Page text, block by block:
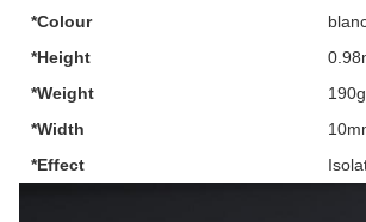
*Colour
*Height
*Weight
*Width
*Effect